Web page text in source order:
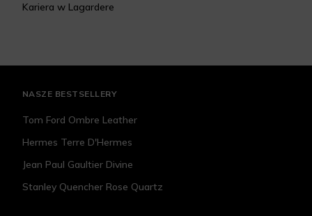
Kariera w Lagardere
NASZE BESTSELLERY
Tom Ford Ombre Leather
Hermes Terre D'Hermes
Jean Paul Gaultier Divine
Stanley Quencher Rose Quartz